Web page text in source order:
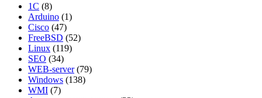
1С (8)
Arduino (1)
Cisco (47)
FreeBSD (52)
Linux (119)
SEO (34)
WEB-server(79)
Windows (138)
WMI (7)